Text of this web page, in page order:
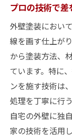
シモダ
プロの
顧客満
シモダ
長年
相談か
プロの技術で
外壁塗装におい
線を画す仕上が
から塗装方法、
ています。特に
ンを施す技術は
処理を丁寧に行
自宅の外壁に独
家の技術を活用